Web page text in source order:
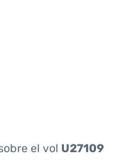
el vol U27109